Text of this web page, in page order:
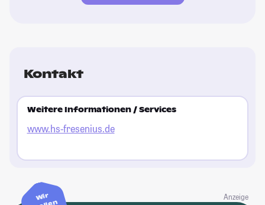
Kontakt
Weitere Informationen / Services
www.hs-fresenius.de
Anzeige
Wir